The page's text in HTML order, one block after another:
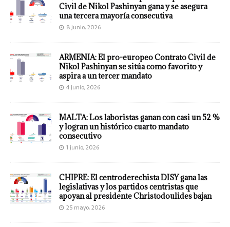
Civil de Nikol Pashinyan gana y se asegura
una tercera mayoría consecutiva
8 junio, 2026
ARMENIA: El pro-europeo Contrato Civil de
Nikol Pashinyan se sitúa como favorito y
aspira a un tercer mandato
4 junio, 2026
MALTA: Los laboristas ganan con casi un 52 %
y logran un histórico cuarto mandato
consecutivo
1 junio, 2026
CHIPRE: El centroderechista DISY gana las
legislativas y los partidos centristas que
apoyan al presidente Christodoulides bajan
25 mayo, 2026